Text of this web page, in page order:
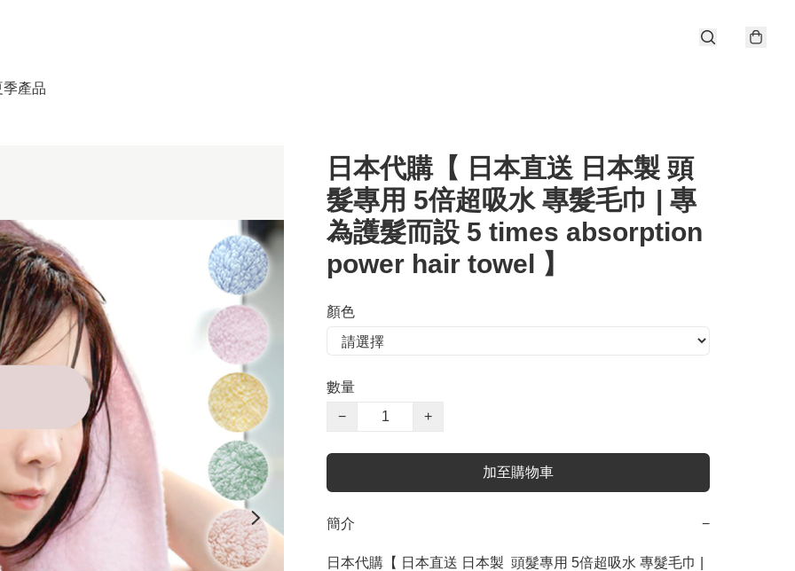
產品
日本代購【 日本直送 日本製 頭
髮專用 5倍超吸水 專髮毛巾 | 專
為護髮而設 5 times absorption
power hair towel 】
顏色
數量
−
+
加至購物車
簡介 −
日本代購【 日本直送 日本製  頭髮專用 5倍超吸水 專髮毛巾 |